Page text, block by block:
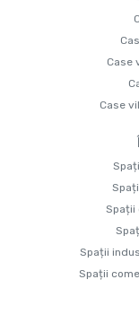
Case
Case
Spații
Spații
Spații